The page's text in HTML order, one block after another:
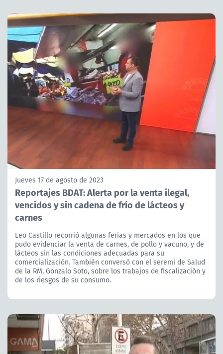
Jueves 17 de agosto de 2023
Reportajes BDAT: Alerta por la venta ilegal,
vencidos y sin cadena de frío de lácteos y
carnes
Leo Castillo recorrió algunas ferias y mercados en los que
pudo evidenciar la venta de carnes, de pollo y vacuno, y de
lácteos sin las condiciones adecuadas para su
comercialización. También conversó con el seremi de Salud
de la RM, Gonzalo Soto, sobre los trabajos de fiscalización y
de los riesgos de su consumo.